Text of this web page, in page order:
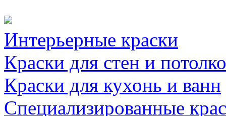
Интерьерные краски
Краски для стен и
Краски для кухонь и ванн
Специализированные